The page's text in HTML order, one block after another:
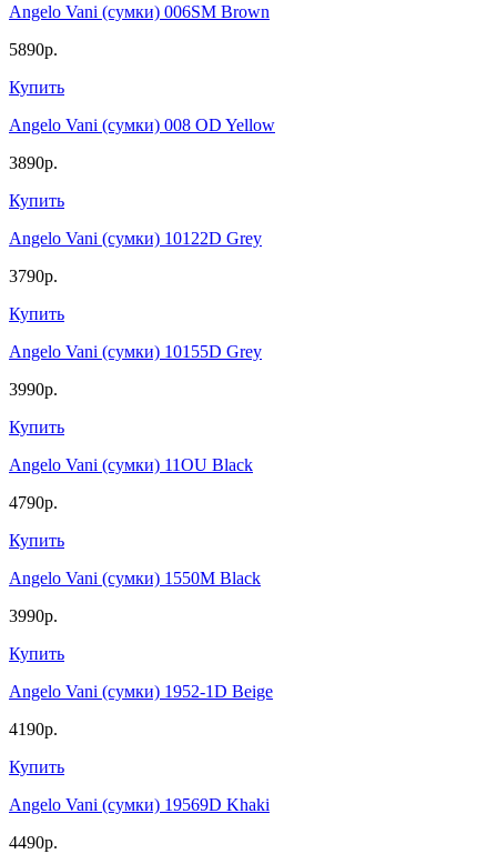
Angelo Vani (сумки) 006SM Brown
5890р.
Купить
Angelo Vani (сумки) 008 OD Yellow
3890р.
Купить
Angelo Vani (сумки) 10122D Grey
3790р.
Купить
Angelo Vani (сумки) 10155D Grey
3990р.
Купить
Angelo Vani (сумки) 11OU Black
4790р.
Купить
Angelo Vani (сумки) 1550M Black
3990р.
Купить
Angelo Vani (сумки) 1952-1D Beige
4190р.
Купить
Angelo Vani (сумки) 19569D Khaki
4490р.